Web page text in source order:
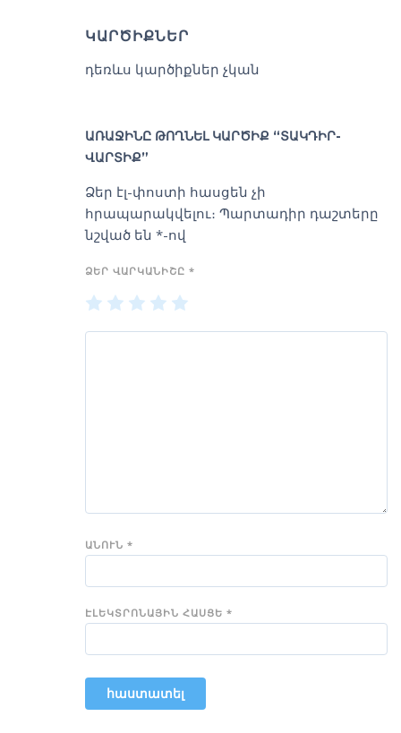
ԿԱՐԾԻՔՆԵՐ
դեռևս կարծիքներ չկան
ԱՌԱՋԻՆԸ ԹՈՂՆԵԼ ԿԱՐԾԻՔ “ՏԱԿԴԻՐ-
ՎԱՐՏԻՔ”
Ձեր էլ-փոստի հասցեն չի
հրապարակվելու։ Պարտադիր դաշտերը
նշված են *-ով
ՁԵՐ ՎԱՐԿԱՆԻՇԸ *
1
of
2
of
3
of
4
of of
ԱՆՈՒՆ *
ԷԼԵԿՏՐՈՆԱՅԻՆ ՀԱՍՑԵ *